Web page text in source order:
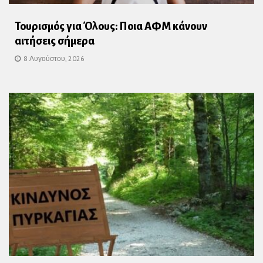
Τουρισμός για Όλους: Ποια ΑΦΜ κάνουν
αιτήσεις σήμερα
8 Αυγούστου, 2026